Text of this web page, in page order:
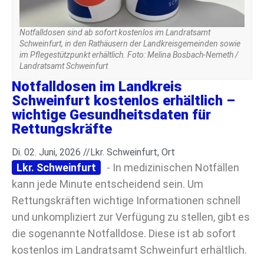
Notfalldosen sind ab sofort kostenlos im Landratsamt
Schweinfurt, in den Rathäusern der Landkreisgemeinden sowie
im Pflegestützpunkt erhältlich. Foto: Melina Bosbach-Nemeth /
Landratsamt Schweinfurt
Notfalldosen im Landkreis
Schweinfurt kostenlos erhältlich –
wichtige Gesundheitsdaten für
Rettungskräfte
Di. 02. Juni, 2026 // Lkr. Schweinfurt, Ort
Lkr. Schweinfurt
- In medizinischen Notfällen
kann jede Minute entscheidend sein. Um
Rettungskräften wichtige Informationen schnell
und unkompliziert zur Verfügung zu stellen, gibt es
die sogenannte Notfalldose. Diese ist ab sofort
kostenlos im Landratsamt Schweinfurt erhältlich.